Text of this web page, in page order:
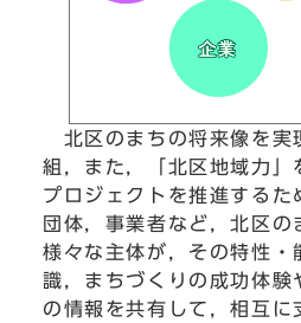
北区のまちの将来像を実
組，また，「北区地域力」
プロジェクトを推進するた
団体，事業者など，北区の
様々な主体が，その特性・
識，まちづくりの成功体験
の情報を共有して，相互に